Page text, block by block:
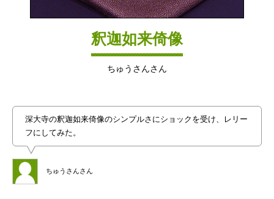
釈迦如来倚像
ちゅうさんさん
ちゅうさんさん
深大寺の釈迦如来倚像のシンプルさにショックを受け、レリー
フにしてみた。